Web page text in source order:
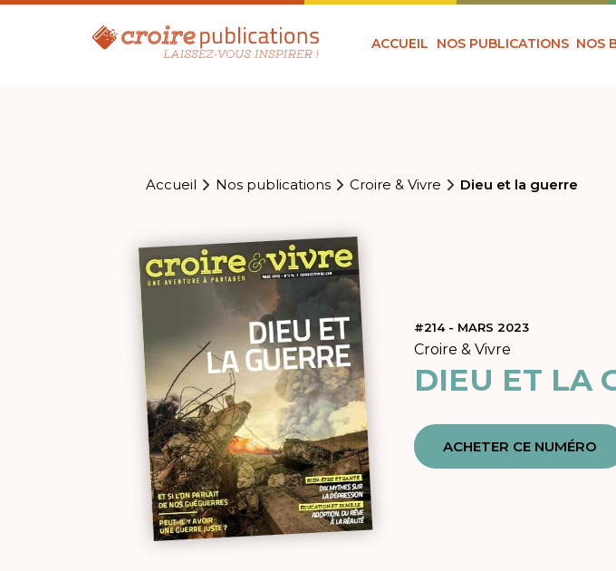
ACCUEIL NOS PUBLICATIONS NOS
Accueil Nos publications Croire & Vivre Dieu et la guerre
#214 - MARS 2023
Croire & Vivre
DIEU ET LA
ACHETER CE NUMÉRO